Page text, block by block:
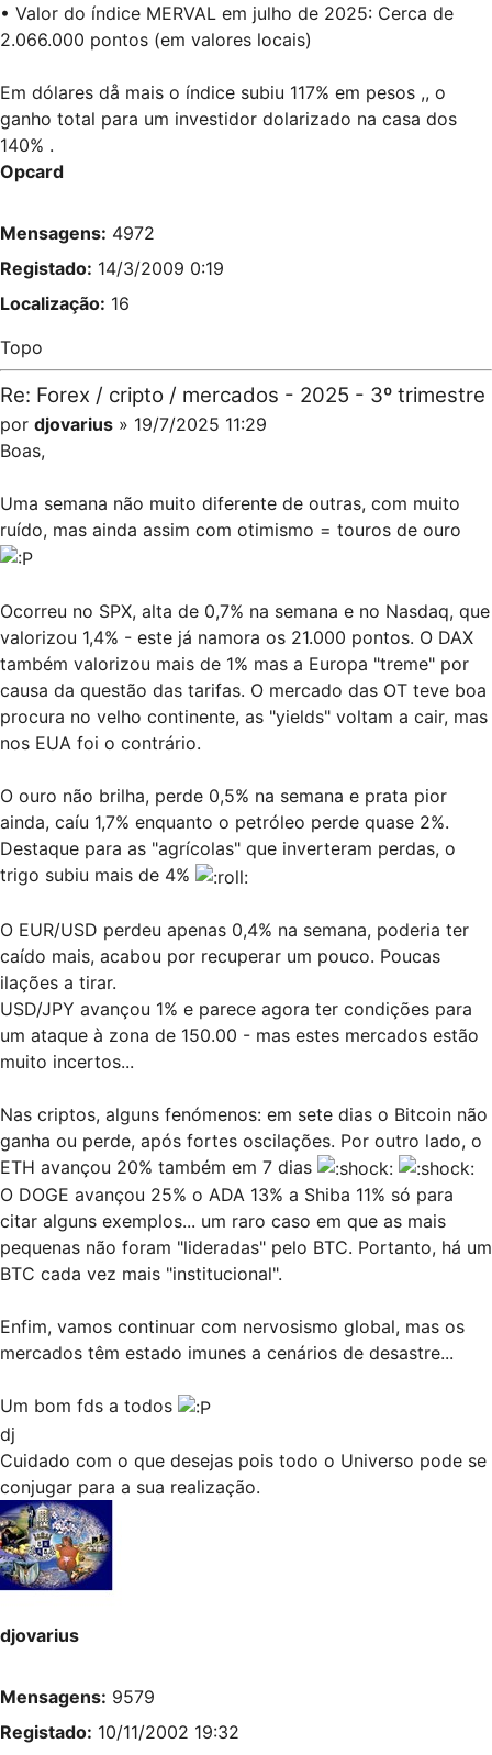
• Valor do índice MERVAL em julho de 2025: Cerca de
2.066.000 pontos (em valores locais)
Em dólares då mais o índice subiu 117% em pesos ,, o
ganho total para um investidor dolarizado na casa dos
140% .
Opcard
Mensagens: 4972
Registado: 14/3/2009 0:19
Localização: 16
Topo
Re: Forex / cripto / mercados - 2025 - 3º trimestre
por djovarius » 19/7/2025 11:29
Boas,
Uma semana não muito diferente de outras, com muito
ruído, mas ainda assim com otimismo = touros de ouro
Ocorreu no SPX, alta de 0,7% na semana e no Nasdaq, que
valorizou 1,4% - este já namora os 21.000 pontos. O DAX
também valorizou mais de 1% mas a Europa "treme" por
causa da questão das tarifas. O mercado das OT teve boa
procura no velho continente, as "yields" voltam a cair, mas
nos EUA foi o contrário.
O ouro não brilha, perde 0,5% na semana e prata pior
ainda, caíu 1,7% enquanto o petróleo perde quase 2%.
Destaque para as "agrícolas" que inverteram perdas, o
trigo subiu mais de 4%
O EUR/USD perdeu apenas 0,4% na semana, poderia ter
caído mais, acabou por recuperar um pouco. Poucas
ilações a tirar.
USD/JPY avançou 1% e parece agora ter condições para
um ataque à zona de 150.00 - mas estes mercados estão
muito incertos...
Nas criptos, alguns fenómenos: em sete dias o Bitcoin não
ganha ou perde, após fortes oscilações. Por outro lado, o
ETH avançou 20% também em 7 dias
O DOGE avançou 25% o ADA 13% a Shiba 11% só para
citar alguns exemplos... um raro caso em que as mais
pequenas não foram "lideradas" pelo BTC. Portanto, há um
BTC cada vez mais "institucional".
Enfim, vamos continuar com nervosismo global, mas os
mercados têm estado imunes a cenários de desastre...
Um bom fds a todos
dj
Cuidado com o que desejas pois todo o Universo pode se
conjugar para a sua realização.
djovarius
Mensagens: 9579
Registado: 10/11/2002 19:32